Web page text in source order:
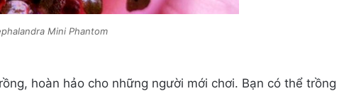
Mini Phantom
hoàn hảo cho những người mới chơi. Bạn có thể